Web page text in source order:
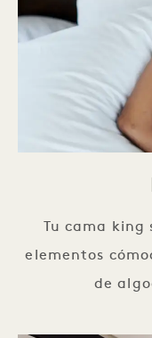
Tu cama king
elementos
de